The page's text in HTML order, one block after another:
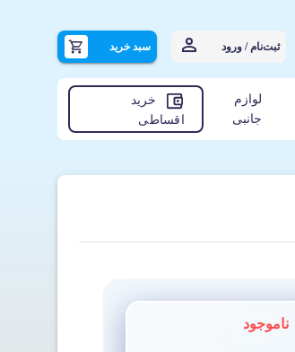
ثبت‌نام / ورود سبد خرید
لوازم
جانبی
خرید
اقساطی
ناموجود